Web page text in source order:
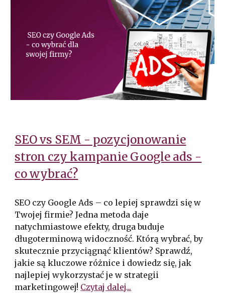
SEO vs SEM - pozycjonowanie
stron czy kampanie Google ads -
co wybrać?
SEO czy Google Ads – co lepiej sprawdzi się w
Twojej firmie? Jedna metoda daje
natychmiastowe efekty, druga buduje
długoterminową widoczność. Którą wybrać, by
skutecznie przyciągnąć klientów? Sprawdź,
jakie są kluczowe różnice i dowiedz się, jak
najlepiej wykorzystać je w strategii
marketingowej! Czytaj dalej...